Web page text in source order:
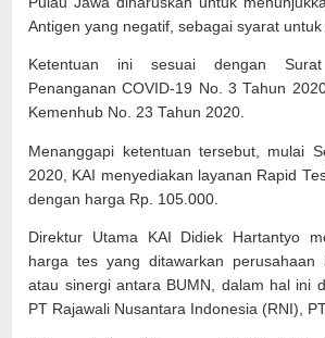
Antigen yang negatif, sebagai syarat untuk
Ketentuan ini sesuai dengan
Penanganan COVID-19 No. 3 Tahun
Kemenhub No. 23 Tahun 2020.
Menanggapi ketentuan tersebut, mulai
2020, KAI menyediakan layanan Rapid
dengan harga Rp. 105.000.
Direktur Utama KAI Didiek Hartantyo
harga tes yang ditawarkan
atau sinergi antara BUMN, dalam hal ini
PT Rajawali Nusantara Indonesia (RNI),